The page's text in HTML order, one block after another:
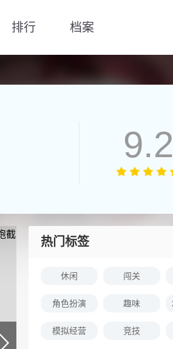
排行 档案
9.2
热门标签
休闲 闯关
角色扮演 趣味
模拟经营 竞技